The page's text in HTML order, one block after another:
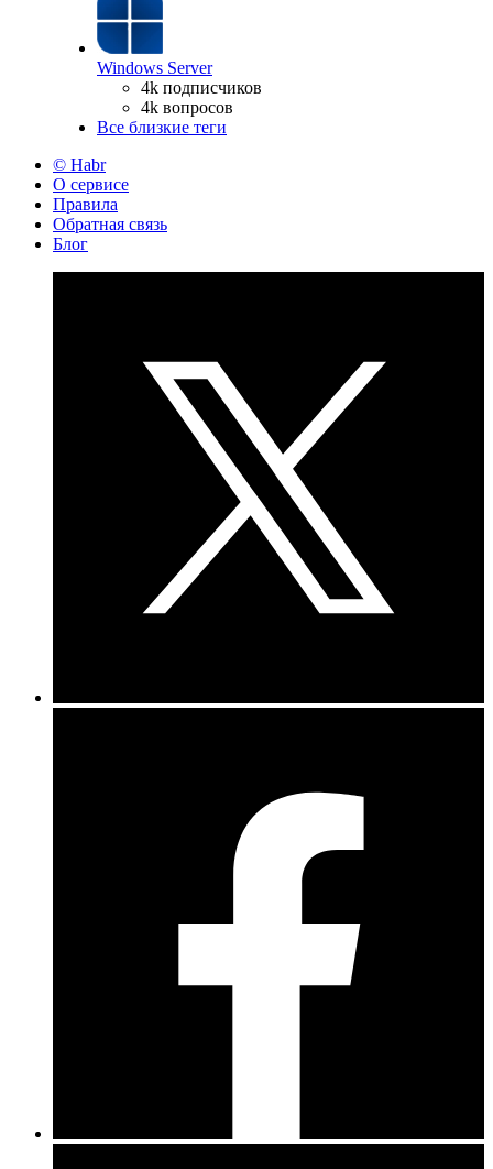
Windows Server
4k подписчиков
4k вопросов
Все близкие теги
© Habr
О сервисе
Правила
Обратная связь
Блог